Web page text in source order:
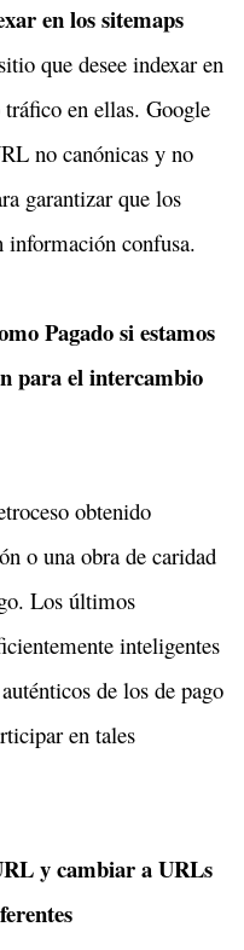
en los sitemaps
que desee indexar en
en ellas. Google
no canónicas y no
garantizar que los
información confusa.
Pagado si estamos
para el intercambio
obtenido
o una obra de caridad
Los últimos
inteligentes
de los de pago
en tales
y cambiar a URLs